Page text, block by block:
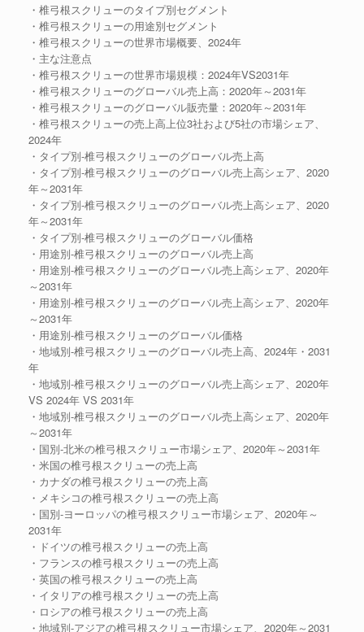
・椎弓根スクリューのタイプ別セグメント
・椎弓根スクリューの用途別セグメント
・椎弓根スクリューの世界市場概要、2024年
・主な注意点
・椎弓根スクリューの世界市場規模：2024年VS2031年
・椎弓根スクリューのグローバル売上高：2020年～2031年
・椎弓根スクリューのグローバル販売量：2020年～2031年
・椎弓根スクリューの売上高上位3社および5社の市場シェア、
2024年
・タイプ別-椎弓根スクリューのグローバル売上高
・タイプ別-椎弓根スクリューのグローバル売上高シェア、2020
年～2031年
・タイプ別-椎弓根スクリューのグローバル売上高シェア、2020
年～2031年
・タイプ別-椎弓根スクリューのグローバル価格
・用途別-椎弓根スクリューのグローバル売上高
・用途別-椎弓根スクリューのグローバル売上高シェア、2020年
～2031年
・用途別-椎弓根スクリューのグローバル売上高シェア、2020年
～2031年
・用途別-椎弓根スクリューのグローバル価格
・地域別-椎弓根スクリューのグローバル売上高、2024年・2031
年
・地域別-椎弓根スクリューのグローバル売上高シェア、2020年
VS 2024年 VS 2031年
・地域別-椎弓根スクリューのグローバル売上高シェア、2020年
～2031年
・国別-北米の椎弓根スクリュー市場シェア、2020年～2031年
・米国の椎弓根スクリューの売上高
・カナダの椎弓根スクリューの売上高
・メキシコの椎弓根スクリューの売上高
・国別-ヨーロッパの椎弓根スクリュー市場シェア、2020年～
2031年
・ドイツの椎弓根スクリューの売上高
・フランスの椎弓根スクリューの売上高
・英国の椎弓根スクリューの売上高
・イタリアの椎弓根スクリューの売上高
・ロシアの椎弓根スクリューの売上高
・地域別-アジアの椎弓根スクリュー市場シェア、2020年～2031